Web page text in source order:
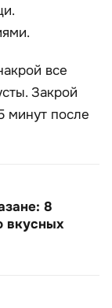
все
Закрой
минут после
8
вкусных